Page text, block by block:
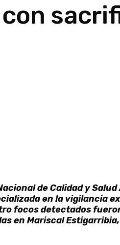
de Calidad y
en la vigilancia
focos detectados
en Mariscal